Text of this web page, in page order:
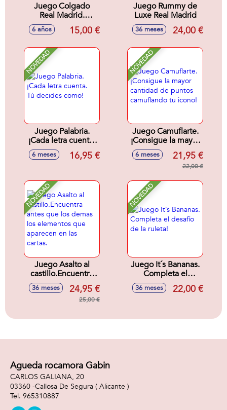
Juego Colgado
Real Madrid.
¡Descubre la
palabra secreta de
que el!
6 años 15,00 €
Juego Rummy de
Luxe Real Madrid
36 meses 24,00 €
NOVEDAD
Juego Palabria.
¡Cada letra cuenta.
Tú decides como!
6 meses 16,95 €
NOVEDAD
Juego Camuflarte.
¡Consigue la mayor
cantidad de puntos
camuflando tu
6 meses 21,95 €
22,00 €
NOVEDAD
Juego Asalto al
castillo.Encuentra
antes que los
demas los
elementos que
cartas.
36 meses 24,95 €
25,00 €
NOVEDAD
Juego It´s Bananas.
Completa el
desafío de la ruleta!
36 meses 22,00 €
Agueda rocamora Gabin
CARLOS GALIANA, 20
03360 -Callosa De Segura ( Alicante )
965310887